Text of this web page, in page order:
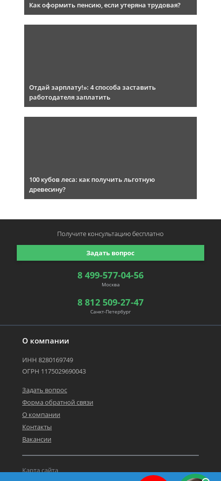
Как оформить пенсию, если утеряна трудовая?
Отдай зарплату!»: 4 способа заставить
работодателя заплатить
100 кубов леса: как получить льготную
древесину?
О компании
ИНН 8280169749
ОГРН 1175029690043
Задать вопрос
Форма обратной связи
О компании
Контакты
Вакансии
Карта сайта
8 499-577-04-56
Москва
8 812 509-27-47
Санкт-Петербург
Задать вопрос
Получите консультациюбесплатно